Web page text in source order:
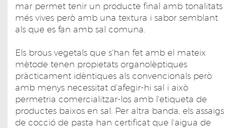
mar permet tenir un producte final amb tonalitats
més vives però amb una textura i sabor semblant
als que es fan amb sal comuna.
Els brous vegetals que s'han fet amb el mateix
mètode tenen propietats organolèptiques
pràcticament idèntiques als convencionals però
amb menys necessitat d'afegir-hi sal i això
permetria comercialitzar-los amb l'etiqueta de
productes baixos en sal. Per altra banda, els assaigs
de cocció de pasta han certificat que l'aigua de